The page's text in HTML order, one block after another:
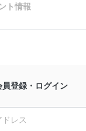
ト情報
員登録・ログイン